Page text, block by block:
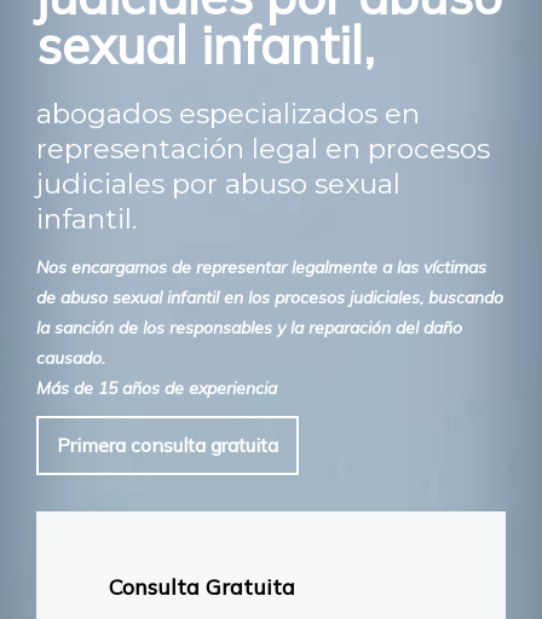
sexual infantil,
abogados especializados en
representación legal en procesos
judiciales por abuso sexual
infantil.
Nos encargamos de representar legalmente a las víctimas
de abuso sexual infantil en los procesos judiciales, buscando
la sanción de los responsables y la reparación del daño
causado.
Más de 15 años de experiencia
Primera consulta gratuita
Consulta Gratuita